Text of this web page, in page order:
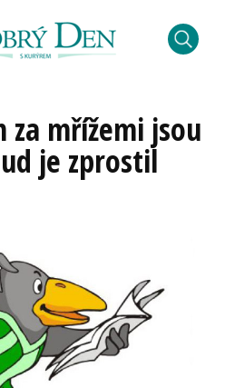
za mřížemi jsou
je zprostil